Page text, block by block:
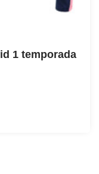
1 temporada